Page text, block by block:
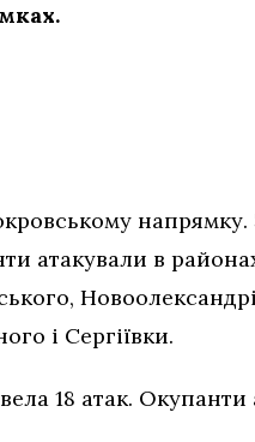
напрямку.
атакували в
і Сергіївки.
18 атак. Окупанти